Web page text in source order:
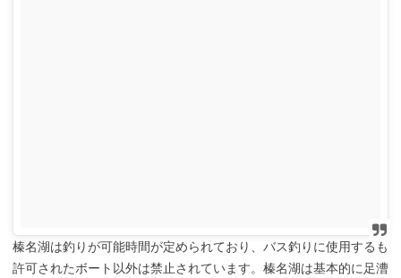
榛名湖は釣りが可能時間が定められており、バス釣りに使用するも
許可されたボート以外は禁止されています。榛名湖は基本的に足漕